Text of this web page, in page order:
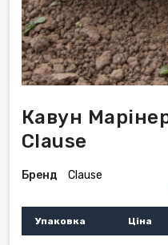
Кавун
Clause
Бренд Clause
Упаковка Ціна